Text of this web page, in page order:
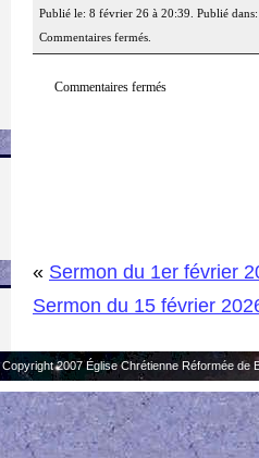
Publié le: 8 février 26 à 20:39. Publié
Commentaires fermés.
Commentaires fermés
« Sermon du 1er février
Sermon du 15 février
Copyright 2007 Église Chrétienne Réformée de